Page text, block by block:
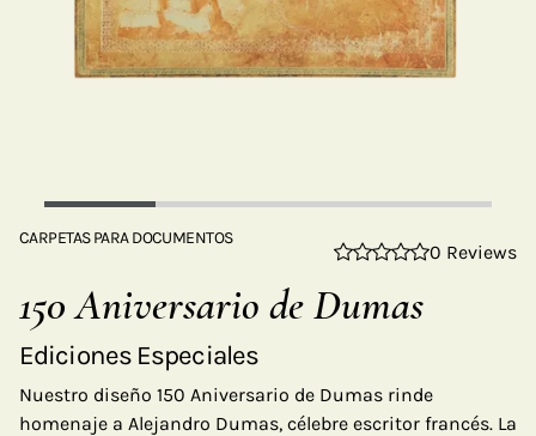
CARPETAS PARA DOCUMENTOS
0 Reviews
150 Aniversario de Dumas
Ediciones Especiales
Nuestro diseño 150 Aniversario de Dumas rinde
homenaje a Alejandro Dumas, célebre escritor francés. La